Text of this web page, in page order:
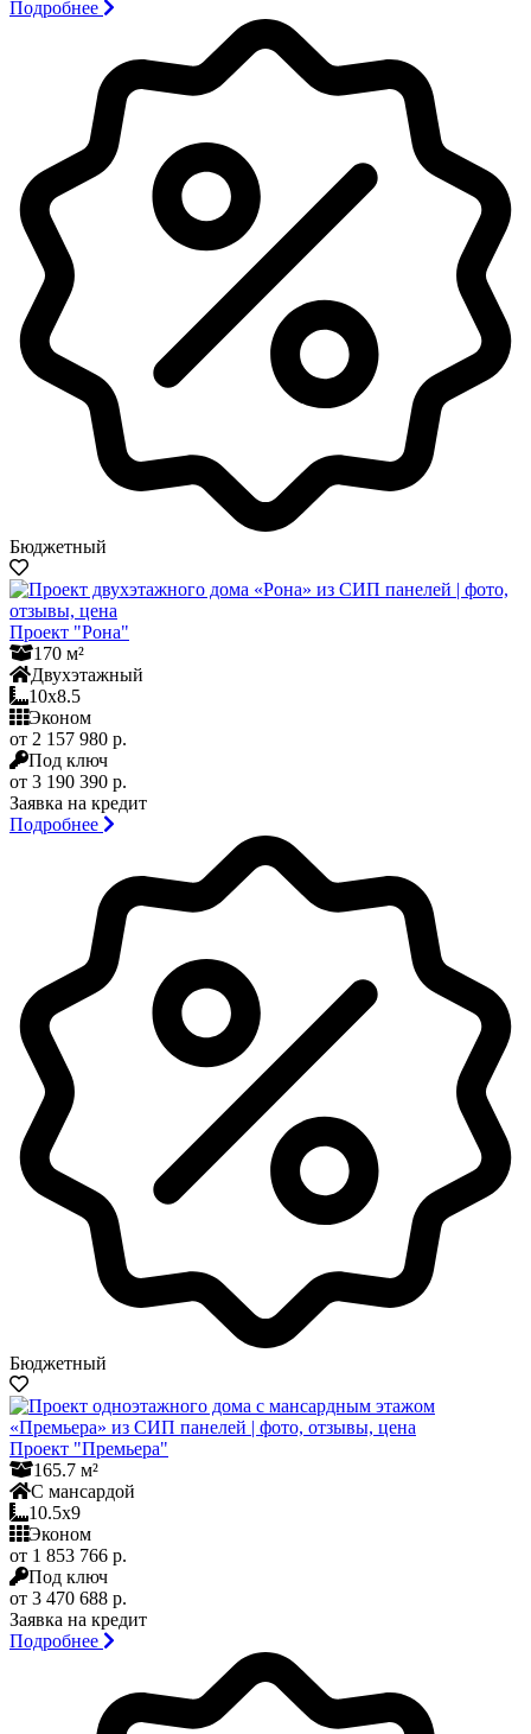
Подробнее
Бюджетный
Проект "Рона"
170 м²
Двухэтажный
10x8.5
Эконом
от 2 157 980 р.
Под ключ
от 3 190 390 р.
Заявка на кредит
Подробнее
Бюджетный
Проект "Премьера"
165.7 м²
С мансардой
10.5x9
Эконом
от 1 853 766 р.
Под ключ
от 3 470 688 р.
Заявка на кредит
Подробнее